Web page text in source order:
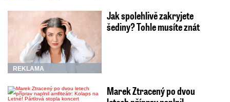
REKLAMA
Jak spolehlivě zakryjete
šediny? Tohle musíte znát
Marek Ztracený po dvou